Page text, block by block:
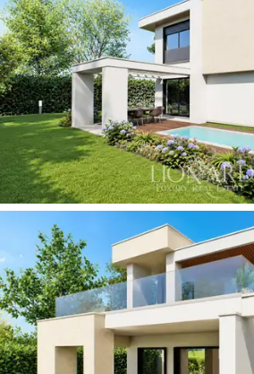
La zona notte ospitaquattro
dotate di bagno en suite,
garantire piena privacy e
ambiente. Una soluzione che
standard abitativi e che apre il
che permette tanto un uso
la possibilità di offrire massimo
Ilgiardino privato di circa 1000
offrire diverse modalità di fruizione
all'aperto: l'area living en plein air
idromassaggiosono
verde circostante creando un
qualità, dove la vegetazione
privacy.Ampie terrazze